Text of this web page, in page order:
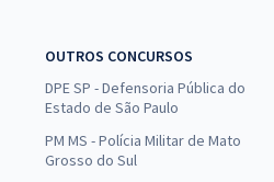
OUTROS CONCURSOS
DPE SP - Defensoria Pública do
Estado de São Paulo
PM MS - Polícia Militar de Mato
Grosso do Sul